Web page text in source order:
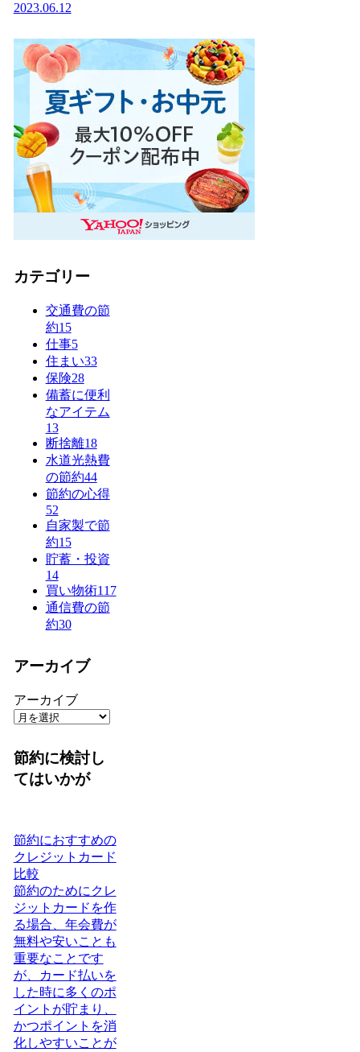
2023.06.12
カテゴリー
交通費の節
約15
仕事5
住まい33
保険28
備蓄に便利
なアイテム
13
断捨離18
水道光熱費
の節約44
節約の心得
52
自家製で節
約15
貯蓄・投資
14
買い物術117
通信費の節
約30
アーカイブ
アーカイブ
節約に検討し
てはいかが
節約におすすめの
クレジットカード
比較
節約のためにクレ
ジットカードを作
る場合、年会費が
無料や安いことも
重要なことです
が、カード払いを
した時に多くのポ
イントが貯まり、
かつポイントを消
化しやすいことが